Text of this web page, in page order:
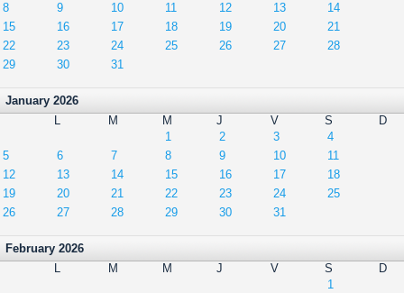
8
9 10 11 12 13
14
15
16 17 18 19 20
21
22
23 24 25 26 27
28
29
30 31
January 2026
L
M M J V S
D
1
2 3
4
5
6 7 8 9 10
11
12
13 14 15 16 17
18
19
20 21 22 23 24
25
26
27 28 29 30 31
February 2026
L
M M J V S
D
1